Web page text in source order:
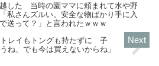
した 当時の園ママに頼まれて水や野
私さんズルい。安全な物ばかり手に入
送って？」と言われたｗｗｗ
レイもトングも持たずに 子
ね、でも今は買えないからね」